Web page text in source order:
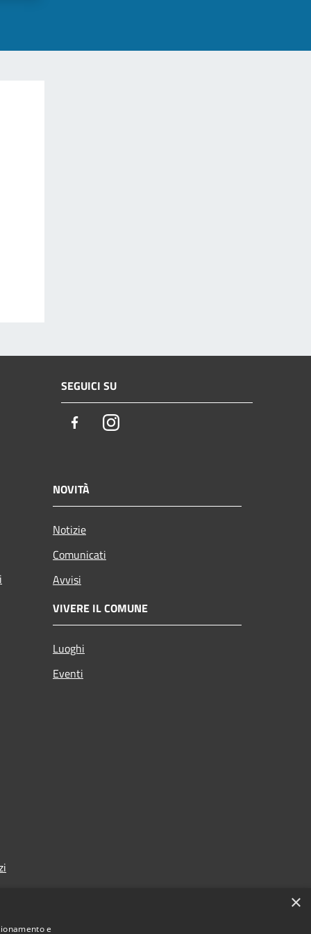
SEGUICI SU
FacebookInstagram
NOVITÀ
Notizie
Comunicati
Avvisi
VIVERE IL COMUNE
Luoghi
Eventi
×
e